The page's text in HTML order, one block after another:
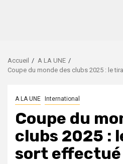
Accueil
A LA UNE
Coupe du monde des clubs 2025 : le
A LA UNE International
Coupe du
clubs 2025 :
sort effectué